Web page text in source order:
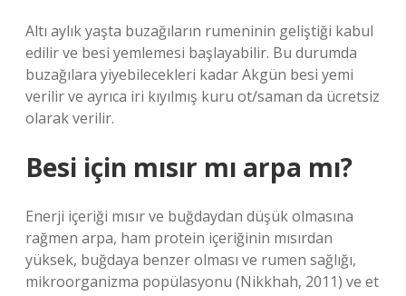
Altı aylık yaşta buzağıların rumeninin geliştiği kabul
edilir ve besi yemlemesi başlayabilir. Bu durumda
buzağılara yiyebilecekleri kadar Akgün besi yemi
verilir ve ayrıca iri kıyılmış kuru ot/saman da ücretsiz
olarak verilir.
Besi için mısır mı arpa mı?
Enerji içeriği mısır ve buğdaydan düşük olmasına
rağmen arpa, ham protein içeriğinin mısırdan
yüksek, buğdaya benzer olması ve rumen sağlığı,
mikroorganizma popülasyonu (Nikkhah, 2011) ve et